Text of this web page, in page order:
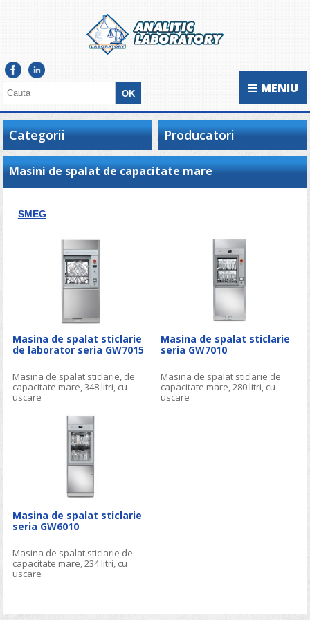
MENIU
Categorii Producatori
Masini de spalat de capacitate mare
SMEG
Masina de spalat sticlarie
de laborator seria GW7015
Masina de spalat sticlarie, de
capacitate mare, 348 litri, cu
uscare
Masina de spalat sticlarie
seria GW7010
Masina de spalat sticlarie de
capacitate mare, 280 litri, cu
uscare
Masina de spalat sticlarie
seria GW6010
Masina de spalat sticlarie de
capacitate mare, 234 litri, cu
uscare